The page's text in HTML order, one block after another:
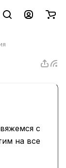
с
на все